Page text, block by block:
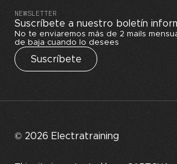
NEWSLETTER
Suscríbete a nuestro boletín
No te enviaremos más de 2 mails
de baja cuando lo desees
Suscríbete
© 2026 Electratraining